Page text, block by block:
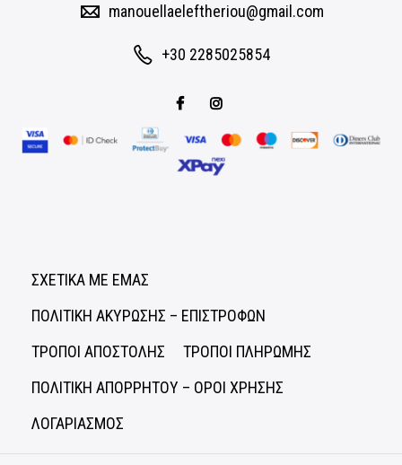
manouellaeleftheriou@gmail.com
+30 2285025854
ΣΧΕΤΙΚΑ ΜΕ ΕΜΑΣ
ΠΟΛΙΤΙΚΗ ΑΚΥΡΩΣΗΣ – ΕΠΙΣΤΡΟΦΩΝ
ΤΡΟΠΟΙ ΑΠΟΣΤΟΛΗΣ
ΤΡΟΠΟΙ ΠΛΗΡΩΜΗΣ
ΠΟΛΙΤΙΚΗ ΑΠΟΡΡΗΤΟΥ – ΟΡΟΙ ΧΡΗΣΗΣ
ΛΟΓΑΡΙΑΣΜΟΣ